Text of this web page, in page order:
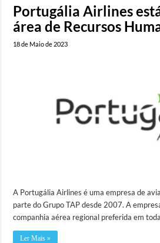
Portugália Airlines
área de Recursos
18 de Maio de 2023
A Portugália Airlines é uma empresa de
parte do Grupo TAP desde 2007. A
companhia aérea regional preferida em
Ler Mais »